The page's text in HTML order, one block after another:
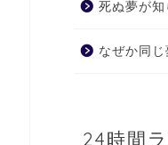
死ぬ夢が知
なぜか同
24時間